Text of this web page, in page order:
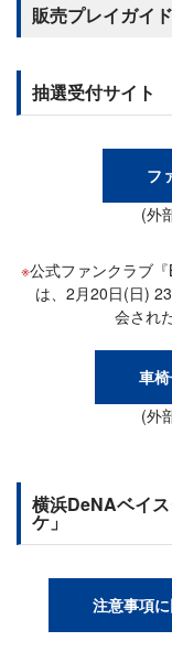
販売プレイガイド
抽選受付サイト
フ
(外
公式ファンクラブ
は、2月20日(日)
会され
車
(外
横浜DeNAベイ
ケ」
注意事項